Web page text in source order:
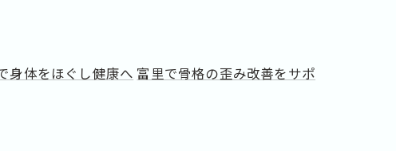
身体をほぐし健康へ 富里で骨格の歪み改善をサポ